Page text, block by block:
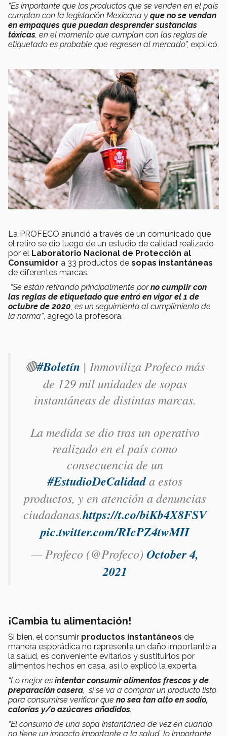
“Es importante que los productos que se venden en el país
cumplan con la legislación Mexicana y que no se vendan
en empaques que puedan desprender sustancias
tóxicas , en el momento que cumplan con las reglas de
etiquetado es probable que regresen al mercado”, explicó.
La PROFECO anunció a través de un comunicado que
el retiro se dio luego de un estudio de calidad realizado
por el Laboratorio Nacional de Protección al
Consumidor a 33 productos de sopas instantáneas
de diferentes marcas.
“Se están retirando principalmente porno cumplir con
las reglas de etiquetado que entró en vigor el 1 de
octubre de 2020, es un seguimiento al cumplimiento de
la norma”, agregó la profesora.
🔴#Boletín | Inmoviliza Profeco más
de 129 mil unidades de sopas
instantáneas de distintas marcas.
La medida se dio tras un operativo
realizado en el país como
consecuencia de un
#EstudioDeCalidada estos
productos, y en atención a denuncias
ciudadanas.https://t.co/biKb4X8FSV
pic.twitter.com/RIcPZ4twMH
— Profeco (@Profeco) October 4,
2021
¡Cambia tu alimentación!
Si bien, el consumir productos instantáneos de
manera esporádica no representa un daño importante a
la salud, es conveniente evitarlos y sustituirlos por
alimentos hechos en casa, así lo explicó la experta.
“Lo mejor es intentar consumir alimentos frescos y de
preparación casera, si se va a comprar un producto listo
para consumirse verificar que no sea tan alto en sodio,
calorías y/o azúcares añadidos.
“El consumo de una sopa instantánea de vez en cuando
no tiene un impacto importante a la salud, lo importante